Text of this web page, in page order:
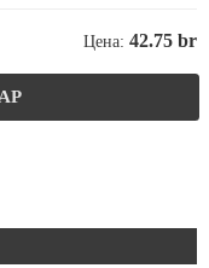
Цена: 42.75 br